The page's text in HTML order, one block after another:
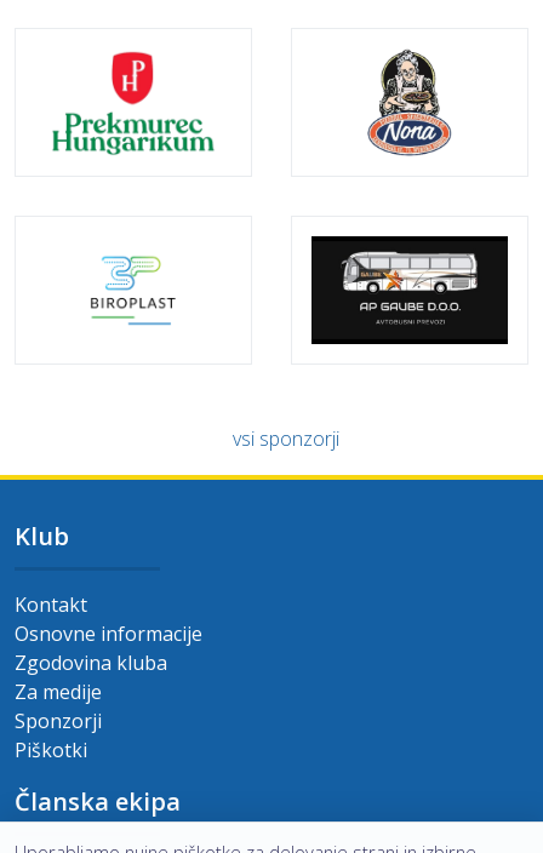
vsi sponzorji
Klub
Kontakt
Osnovne informacije
Zgodovina kluba
Za medije
Sponzorji
Piškotki
Članska ekipa